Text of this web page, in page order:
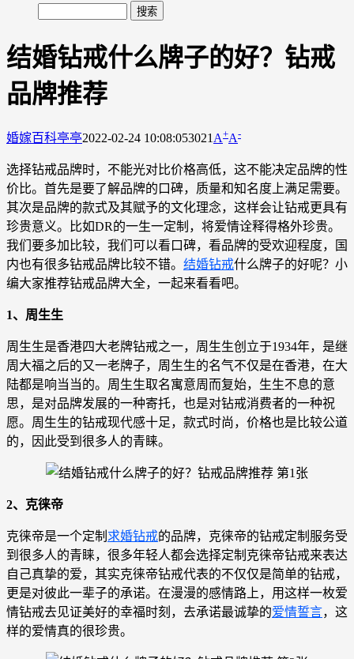
结婚钻戒什么牌子的好？钻戒
品牌推荐
婚嫁百科亭亭2022-02-24 10:08:053021 A+A-
选择钻戒品牌时，不能光对比价格高低，这不能决定品牌的性
价比。首先是要了解品牌的口碑，质量和知名度上满足需要。
其次是品牌的款式及其赋予的文化理念，这样会让钻戒更具有
珍贵意义。比如DR的一生一定制，将爱情诠释得格外珍贵。
我们要多加比较，我们可以看口碑，看品牌的受欢迎程度，国
内也有很多钻戒品牌比较不错。 结婚钻戒什么牌子的好呢？小
编大家推荐钻戒品牌大全，一起来看看吧。
1、周生生
周生生是香港四大老牌钻戒之一，周生生创立于1934年，是继
周大福之后的又一老牌子，周生生的名气不仅是在香港，在大
陆都是响当当的。周生生取名寓意周而复始，生生不息的意
思，是对品牌发展的一种寄托，也是对钻戒消费者的一种祝
愿。周生生的钻戒现代感十足，款式时尚，价格也是比较公道
的，因此受到很多人的青睐。
2、克徕帝
克徕帝是一个定制 求婚钻戒的品牌，克徕帝的钻戒定制服务受
到很多人的青睐，很多年轻人都会选择定制克徕帝钻戒来表达
自己真挚的爱，其实克徕帝钻戒代表的不仅仅是简单的钻戒，
更是对彼此一辈子的承诺。在漫漫的感情路上，用这样一枚爱
情钻戒去见证美好的幸福时刻，去承诺最诚挚的爱情誓言，这
样的爱情真的很珍贵。